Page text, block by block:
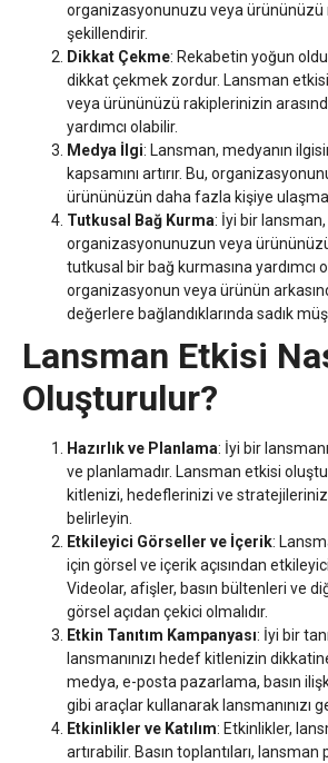
organizasyonunuzu veya ürününüzü
şekillendirir.
Dikkat Çekme: Rekabetin yoğun
dikkat çekmek zordur. Lansman
veya ürününüzü rakiplerinizin
yardımcı olabilir.
Medya İlgi: Lansman, medyanın
kapsamını artırır. Bu,
ürününüzün daha fazla kişiye
Tutkusal Bağ Kurma: İyi bir lansman,
organizasyonunuzun veya
tutkusal bir bağ kurmasına yardımcı
organizasyonun veya ürünün
değerlere bağlandıklarında sadık
Lansman Etkisi
Oluşturulur?
Hazırlık ve Planlama: İyi bir
ve planlamadır. Lansman etkisi
kitlenizi, hedeflerinizi ve
belirleyin.
Etkileyici Görseller ve İçerik:
için görsel ve içerik açısından
Videolar, afişler, basın bültenleri ve
görsel açıdan çekici olmalıdır.
Etkin Tanıtım Kampanyası: İyi bir
lansmanınızı hedef kitlenizin
medya, e-posta pazarlama, basın
gibi araçlar kullanarak lansmanınızı
Etkinlikler ve Katılım: Etkinlikler,
artırabilir. Basın toplantıları,